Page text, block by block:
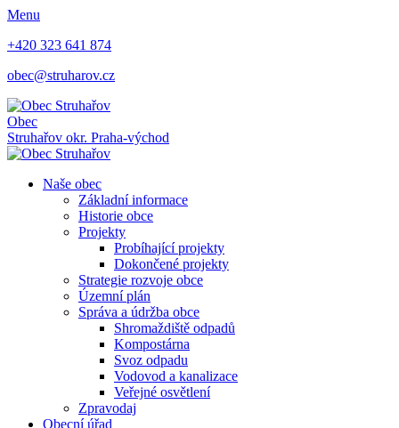
Menu
+420 323 641 874
obec@struharov.cz
Obec
Struhařov okr. Praha-východ
Naše obec
Základní informace
Historie obce
Projekty
Probíhající projekty
Dokončené projekty
Strategie rozvoje obce
Územní plán
Správa a údržba obce
Shromaždiště odpadů
Kompostárna
Svoz odpadu
Vodovod a kanalizace
Veřejné osvětlení
Zpravodaj
Obecní úřad